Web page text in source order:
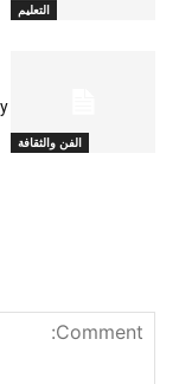
التعليم
الفن والثقافة